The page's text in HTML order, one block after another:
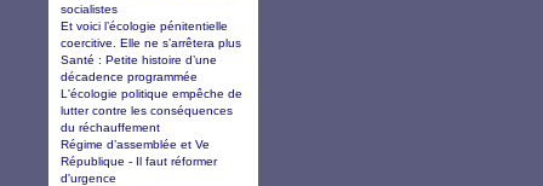
socialistes
Et voici l’écologie pénitentielle
coercitive. Elle ne s’arrêtera plus
Santé : Petite histoire d’une
décadence programmée
L'écologie politique empêche de
lutter contre les conséquences
du réchauffement
Régime d’assemblée et Ve
République - Il faut réformer
d'urgence